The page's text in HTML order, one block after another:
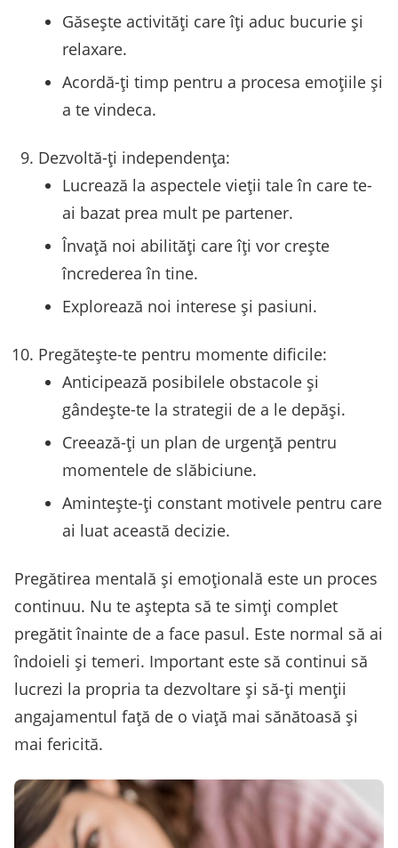
Găsește activități care îți aduc bucurie și
relaxare.
Acordă-ți timp pentru a procesa emoțiile și
a te vindeca.
Dezvoltă-ți independența:
Lucrează la aspectele vieții tale în care te-
ai bazat prea mult pe partener.
Învață noi abilități care îți vor crește
încrederea în tine.
Explorează noi interese și pasiuni.
Pregătește-te pentru momente dificile:
Anticipează posibilele obstacole și
gândește-te la strategii de a le depăși.
Creează-ți un plan de urgență pentru
momentele de slăbiciune.
Amintește-ți constant motivele pentru care
ai luat această decizie.
Pregătirea mentală și emoțională este un proces
continuu. Nu te aștepta să te simți complet
pregătit înainte de a face pasul. Este normal să ai
îndoieli și temeri. Important este să continui să
lucrezi la propria ta dezvoltare și să-ți menții
angajamentul față de o viață mai sănătoasă și
mai fericită.